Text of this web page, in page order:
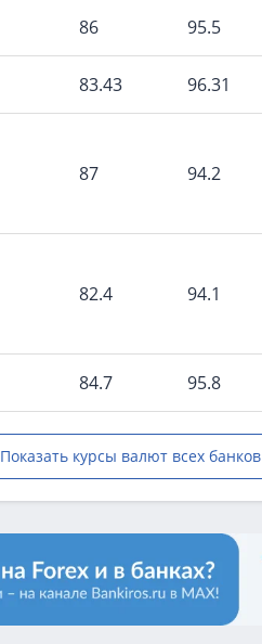
86 95.5
83.43 96.31
87 94.2
82.4 94.1
84.7 95.8
Показать курсы валют всех банков